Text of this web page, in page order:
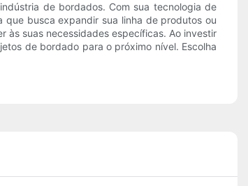
de bordados. Com sua tecnologia de
que busca expandir sua linha de produtos ou
suas necessidades específicas. Ao investir
de bordado para o próximo nível. Escolha